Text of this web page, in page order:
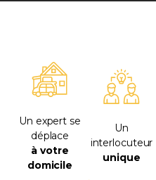
Un expert se
déplace
à votre
domicile
Un
interlocuteur
unique